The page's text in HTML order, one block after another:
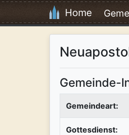
Home
Gemeinde-
Gemeindeart:
Gottesdienst: